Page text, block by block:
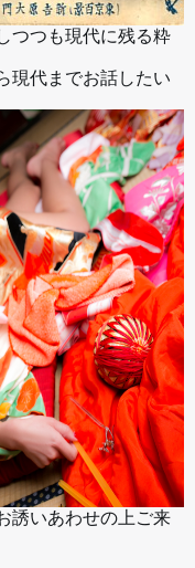
つつも現代に残る粋
現代までお話したい
誘いあわせの上ご来